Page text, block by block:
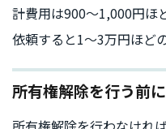
計費用は900〜1,000円ほ
依頼すると1〜3万円ほど
所有権解除を行う前